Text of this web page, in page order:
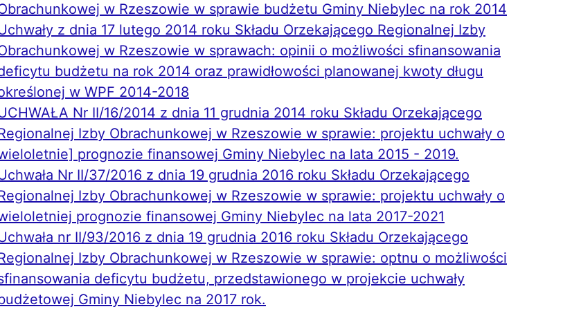
w Rzeszowie w sprawie budżetu Gminy Niebylec na rok 2014
z dnia 17 lutego 2014 roku Składu Orzekającego Regionalnej Izby
w Rzeszowie w sprawach: opinii o możliwości sfinansowania
budżetu na rok 2014 oraz prawidłowości planowanej kwoty długu
w WPF 2014-2018
Nr II/16/2014 z dnia 11 grudnia 2014 roku Składu Orzekającego
Izby Obrachunkowej w Rzeszowie w sprawie: projektu uchwały o
prognozie finansowej Gminy Niebylec na lata 2015 - 2019.
Nr II/37/2016 z dnia 19 grudnia 2016 roku Składu Orzekającego
Izby Obrachunkowej w Rzeszowie w sprawie: projektu uchwały o
prognozie finansowej Gminy Niebylec na lata 2017-2021
nr II/93/2016 z dnia 19 grudnia 2016 roku Składu Orzekającego
Izby Obrachunkowej w Rzeszowie w sprawie: optnu o możliwości
deficytu budżetu, przedstawionego w projekcie uchwały
Gminy Niebylec na 2017 rok.